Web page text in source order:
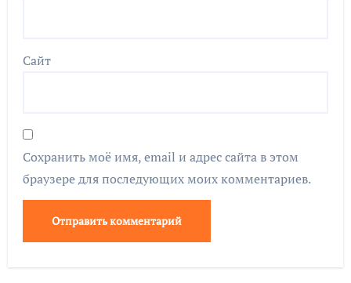
Сайт
Сохранить моё имя, email и адрес сайта в этом
браузере для последующих моих комментариев.